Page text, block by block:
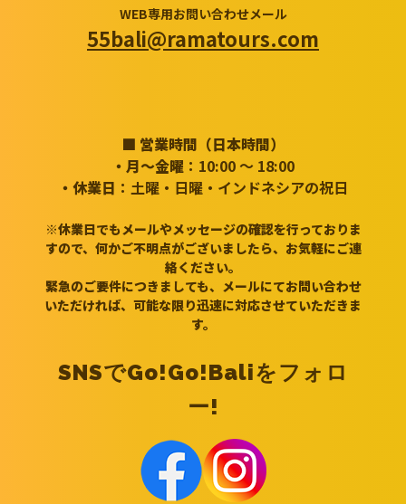
WEB専用お問い合わせメール
55bali@ramatours.com
■ 営業時間（日本時間）
・月～金曜 ：10:00 ～ 18:00
・休業日 ：土曜・日曜・インドネシアの祝日
※休業日でもメールやメッセージの確認を行っておりま
すので、何かご不明点がございましたら、お気軽にご連
絡ください。
緊急のご要件につきましても、メールにてお問い合わせ
いただければ、可能な限り迅速に対応させていただきま
す。
SNSでGo!Go!Baliをフォロ
ー!